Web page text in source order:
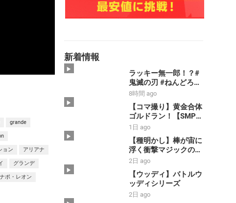
grande
ョン アリアナ
グランデ
ナポ・レオン
新着情報
ラッキー無一郎！？#
鬼滅の刃 #ねんどろい
ど #コマ撮り #禰豆子
#時透無一郎
8時間 ago
【コマ撮り】黄金合体
ゴルドラン！【SMP】
【黄金勇者ゴルドラ
ン】#shorts #ゴルド
ラン #smp
#stopmotion #黄金合
1日 ago
【種明かし】棒が宙に
浮く衝撃マジックのや
り方大暴露‼️【magic
trick】
2日 ago
【ウッディ】バトルウ
ッディシリーズ
2日 ago